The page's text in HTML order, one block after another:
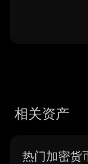
相关资产
热门加密货